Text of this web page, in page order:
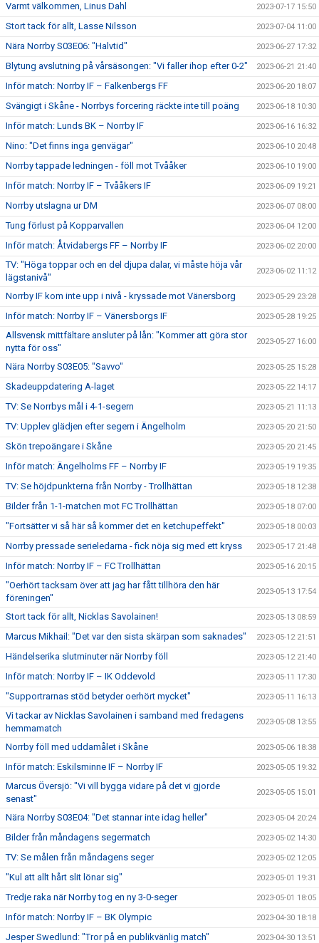
Varmt välkommen, Linus Dahl 2023-07-17 15:50
Stort tack för allt, Lasse Nilsson 2023-07-04 11:00
Nära Norrby S03E06: "Halvtid" 2023-06-27 17:32
Blytung avslutning på vårsäsongen: "Vi faller ihop efter 0-2" 2023-06-21 21:40
Inför match: Norrby IF – Falkenbergs FF 2023-06-20 18:07
Svängigt i Skåne - Norrbys forcering räckte inte till poäng 2023-06-18 10:30
Inför match: Lunds BK – Norrby IF 2023-06-16 16:32
Nino: "Det finns inga genvägar" 2023-06-10 20:48
Norrby tappade ledningen - föll mot Tvååker 2023-06-10 19:00
Inför match: Norrby IF – Tvååkers IF 2023-06-09 19:21
Norrby utslagna ur DM 2023-06-07 08:00
Tung förlust på Kopparvallen 2023-06-04 12:00
Inför match: Åtvidabergs FF – Norrby IF 2023-06-02 20:00
TV: "Höga toppar och en del djupa dalar, vi måste höja vår
lägstanivå"
2023-06-02 11:12
Norrby IF kom inte upp i nivå - kryssade mot Vänersborg 2023-05-29 23:28
Inför match: Norrby IF – Vänersborgs IF 2023-05-28 19:25
Allsvensk mittfältare ansluter på lån: "Kommer att göra stor
nytta för oss"
2023-05-27 16:00
Nära Norrby S03E05: "Savvo" 2023-05-25 15:28
Skadeuppdatering A-laget 2023-05-22 14:17
TV: Se Norrbys mål i 4-1-segern 2023-05-21 11:13
TV: Upplev glädjen efter segern i Ängelholm 2023-05-20 21:50
Skön trepoängare i Skåne 2023-05-20 21:45
Inför match: Ängelholms FF – Norrby IF 2023-05-19 19:35
TV: Se höjdpunkterna från Norrby - Trollhättan 2023-05-18 12:38
Bilder från 1-1-matchen mot FC Trollhättan 2023-05-18 07:00
"Fortsätter vi så här så kommer det en ketchupeffekt" 2023-05-18 00:03
Norrby pressade serieledarna - fick nöja sig med ett kryss 2023-05-17 21:48
Inför match: Norrby IF – FC Trollhättan 2023-05-16 20:15
"Oerhört tacksam över att jag har fått tillhöra den här
föreningen"
2023-05-13 17:54
Stort tack för allt, Nicklas Savolainen! 2023-05-13 08:59
Marcus Mikhail: "Det var den sista skärpan som saknades" 2023-05-12 21:51
Händelserika slutminuter när Norrby föll 2023-05-12 21:40
Inför match: Norrby IF – IK Oddevold 2023-05-11 17:30
"Supportrarnas stöd betyder oerhört mycket" 2023-05-11 16:13
Vi tackar av Nicklas Savolainen i samband med fredagens
hemmamatch
2023-05-08 13:55
Norrby föll med uddamålet i Skåne 2023-05-06 18:38
Inför match: Eskilsminne IF – Norrby IF 2023-05-05 19:32
Marcus Översjö: "Vi vill bygga vidare på det vi gjorde
senast"
2023-05-05 15:01
Nära Norrby S03E04: "Det stannar inte idag heller" 2023-05-04 20:24
Bilder från måndagens segermatch 2023-05-02 14:30
TV: Se målen från måndagens seger 2023-05-02 12:05
"Kul att allt hårt slit lönar sig" 2023-05-01 19:31
Tredje raka när Norrby tog en ny 3-0-seger 2023-05-01 18:05
Inför match: Norrby IF – BK Olympic 2023-04-30 18:18
Jesper Swedlund: "Tror på en publikvänlig match" 2023-04-30 13:51